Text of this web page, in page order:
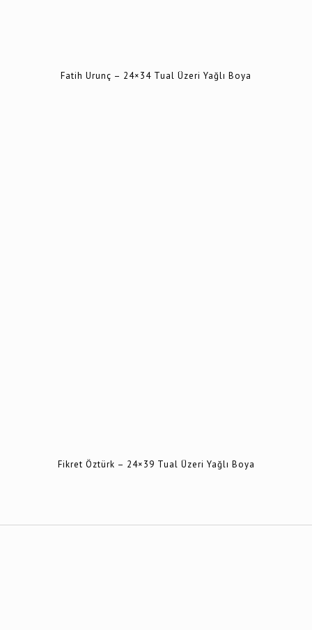
Fatih Urunç – 24×34 Tual Üzeri Yağlı Boya
Fikret Öztürk – 24×39 Tual Üzeri Yağlı Boya